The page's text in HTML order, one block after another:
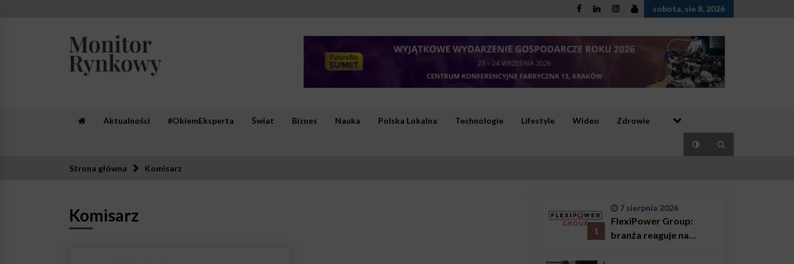
sobota, sie 8, 2026
Aktualności #OkiemEksperta Świat Biznes Nauka Polska Lokalna Technologie Lifestyle Wideo Zdrowie
Strona główna Komisarz
Komisarz
1
7 sierpnia 2026
FlexiPower Group:
branża reaguje na